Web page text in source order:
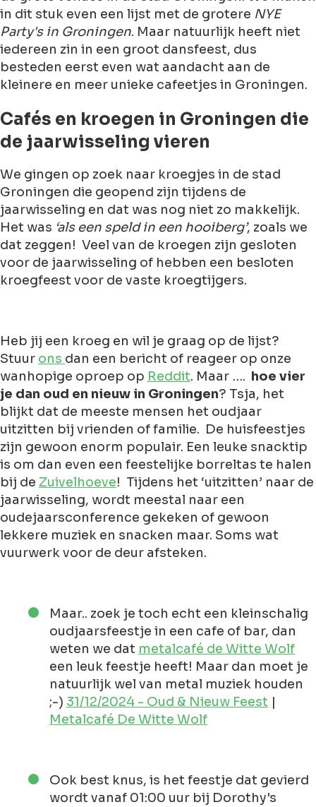
in dit stuk even een lijst met de grotere NYE
Party's in Groningen. Maar natuurlijk heeft niet
iedereen zin in een groot dansfeest, dus
besteden eerst even wat aandacht aan de
kleinere en meer unieke cafeetjes in Groningen.
Cafés en kroegen in Groningen die
de jaarwisseling vieren
We gingen op zoek naar kroegjes in de stad
Groningen die geopend zijn tijdens de
jaarwisseling en dat was nog niet zo makkelijk.
Het was ‘als een speld in een hooiberg’, zoals we
dat zeggen! Veel van de kroegen zijn gesloten
voor de jaarwisseling of hebben een besloten
kroegfeest voor de vaste kroegtijgers.
Heb jij een kroeg en wil je graag op de lijst?
Stuur ons dan een bericht of reageer op onze
wanhopige oproep op Reddit. Maar …. hoe vier
je dan oud en nieuw in Groningen? Tsja, het
blijkt dat de meeste mensen het oudjaar
uitzitten bij vrienden of familie. De huisfeestjes
zijn gewoon enorm populair. Een leuke snacktip
is om dan even een feestelijke borreltas te halen
bij de Zuivelhoeve! Tijdens het ‘uitzitten’ naar de
jaarwisseling, wordt meestal naar een
oudejaarsconference gekeken of gewoon
lekkere muziek en snacken maar. Soms wat
vuurwerk voor de deur afsteken.
Maar.. zoek je toch echt een kleinschalig
oudjaarsfeestje in een cafe of bar, dan
weten we dat metalcafé de Witte Wolf
een leuk feestje heeft! Maar dan moet je
natuurlijk wel van metal muziek houden
;-) 31/12/2024 - Oud & Nieuw Feest |
Metalcafé De Witte Wolf
Ook best knus, is het feestje dat gevierd
wordt vanaf 01:00 uur bij Dorothy's